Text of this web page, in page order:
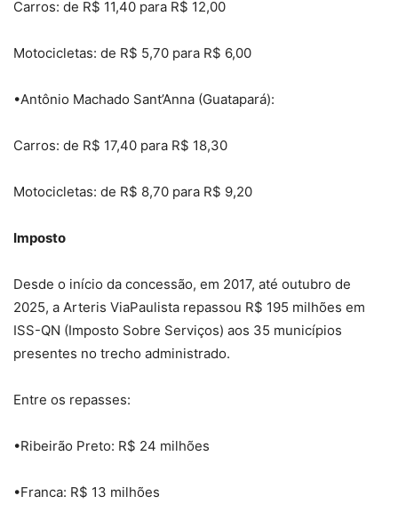
Carros: de R$ 11,40 para R$ 12,00
Motocicletas: de R$ 5,70 para R$ 6,00
•Antônio Machado Sant’Anna (Guatapará):
Carros: de R$ 17,40 para R$ 18,30
Motocicletas: de R$ 8,70 para R$ 9,20
Imposto
Desde o início da concessão, em 2017, até outubro de
2025, a Arteris ViaPaulista repassou R$ 195 milhões em
ISS-QN (Imposto Sobre Serviços) aos 35 municípios
presentes no trecho administrado.
Entre os repasses:
•Ribeirão Preto: R$ 24 milhões
•Franca: R$ 13 milhões